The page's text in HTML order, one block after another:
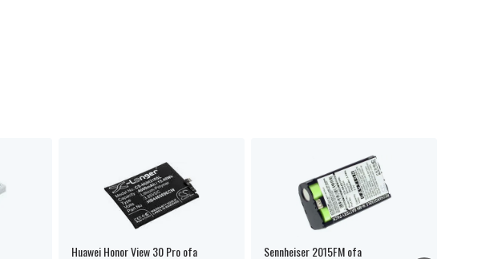
Huawei Honor View 30 Pro ofa Sennheiser 2015FM ofa